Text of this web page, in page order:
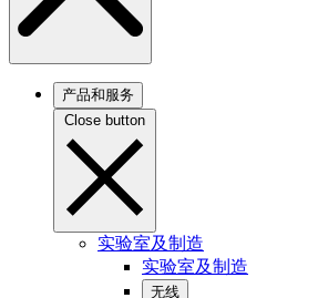
产品和服务
Close button
实验室及制造
实验室及制造
无线